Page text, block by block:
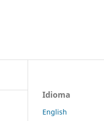
Idioma
English